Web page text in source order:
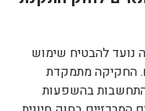
נועד להבטיח שימוש
החקיקה מתמקדת
בהשפעות